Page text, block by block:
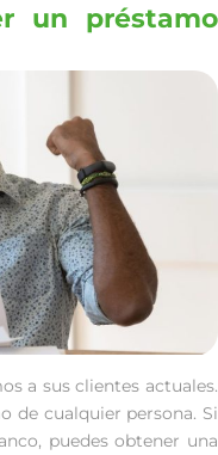
un préstamo
a sus clientes actuales.
de cualquier persona. Si
puedes obtener una